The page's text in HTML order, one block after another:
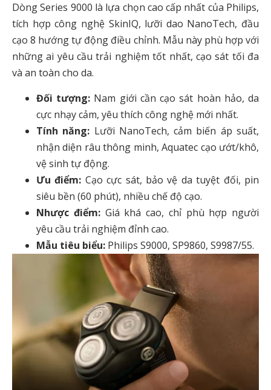
Dòng Series 9000 là lựa chọn cao cấp nhất của Philips,
tích hợp công nghệ SkinIQ, lưỡi dao NanoTech, đầu
cạo 8 hướng tự động điều chỉnh. Mẫu này phù hợp với
những ai yêu cầu trải nghiệm tốt nhất, cạo sát tối đa
và an toàn cho da.
Đối tượng: Nam giới cần cạo sát hoàn hảo, da
cực nhạy cảm, yêu thích công nghệ mới nhất.
Tính năng: Lưỡi NanoTech, cảm biến áp suất,
nhận diện râu thông minh, Aquatec cạo ướt/khô,
vệ sinh tự động.
Ưu điểm: Cạo cực sát, bảo vệ da tuyệt đối, pin
siêu bền (60 phút), nhiều chế độ cạo.
Nhược điểm:Giá khá cao, chỉ phù hợp người
yêu cầu trải nghiệm đỉnh cao.
Mẫu tiêu biểu: Philips S9000, SP9860, S9987/55.